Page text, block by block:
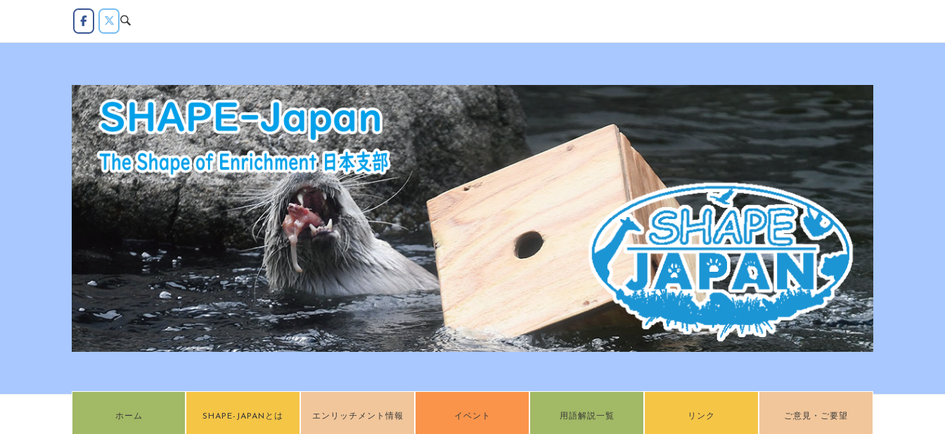
ホーム SHAPE-JAPANとは エンリッチメント情報 イベント 用語解説一覧 リンク ご意見・ご要望